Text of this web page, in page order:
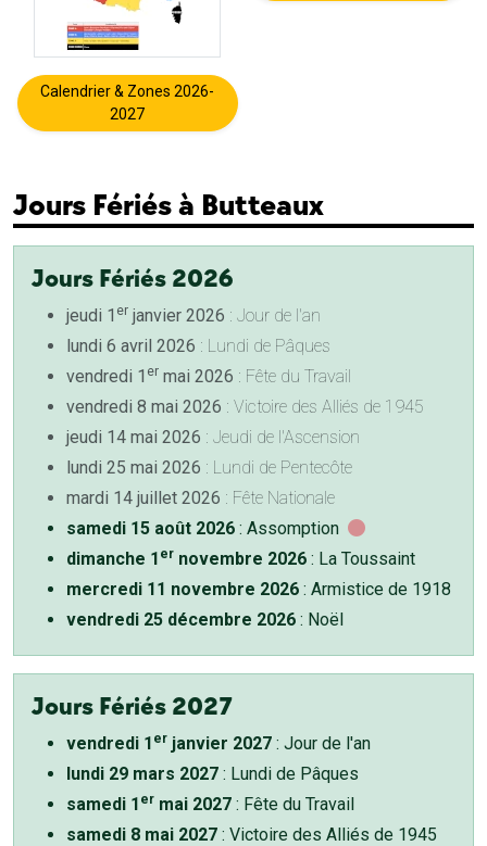
Calendrier & Zones 2026-
2027
Jours Fériés à Butteaux
Jours Fériés 2026
jeudi 1 er janvier 2026 : Jour de l'an
lundi 6 avril 2026 : Lundi de Pâques
vendredi 1 er mai 2026 : Fête du Travail
vendredi 8 mai 2026 : Victoire des Alliés de 1945
jeudi 14 mai 2026 : Jeudi de l'Ascension
lundi 25 mai 2026 : Lundi de Pentecôte
mardi 14 juillet 2026 : Fête Nationale
samedi 15 août 2026 : Assomption
dimanche 1 er novembre 2026 : La Toussaint
mercredi 11 novembre 2026 : Armistice de 1918
vendredi 25 décembre 2026 : Noël
Jours Fériés 2027
vendredi 1 er janvier 2027 : Jour de l'an
lundi 29 mars 2027 : Lundi de Pâques
samedi 1 er mai 2027 : Fête du Travail
samedi 8 mai 2027 : Victoire des Alliés de 1945